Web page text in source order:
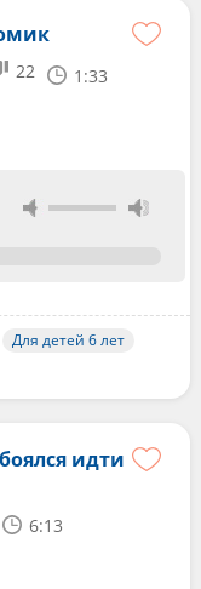
22 1:33
Для детей 6 лет
идти
6:13